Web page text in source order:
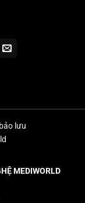
lưu
MEDIWORLD